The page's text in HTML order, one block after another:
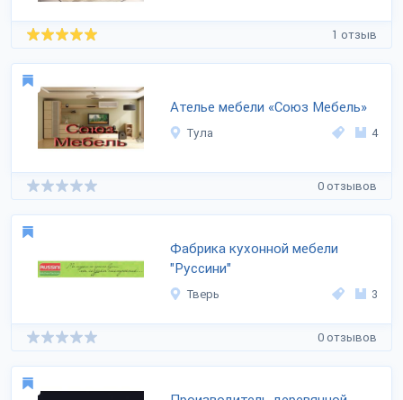
1 отзыв
Ателье мебели «Союз Мебель»
Тула 4
0 отзывов
Фабрика кухонной мебели
"Руссини"
Тверь 3
0 отзывов